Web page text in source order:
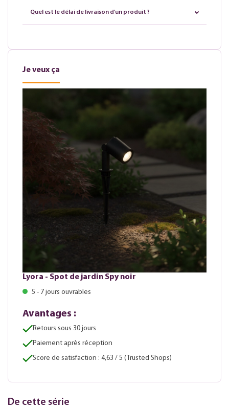
Quel est le délai de livraison d'un produit ?
Je veux ça
Lyora - Spot de jardin Spy noir
5 - 7 jours ouvrables
Avantages :
Retours sous 30 jours
Paiement après réception
Score de satisfaction : 4,63 / 5 (Trusted Shops)
De cette série